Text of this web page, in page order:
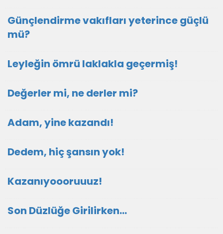
Günçlendirme vakıfları yeterince güçlü
mü?
Leyleğin ömrü laklakla geçermiş!
Değerler mi, ne derler mi?
Adam, yine kazandı!
Dedem, hiç şansın yok!
Kazanıyoooruuuz!
Son Düzlüğe Girilirken…